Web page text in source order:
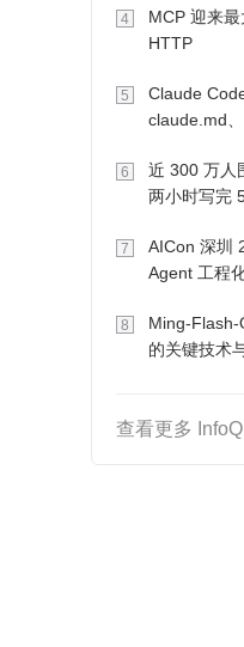
4
MCP 迎来
HTTP
5
Claude
claude.md
6
近 300 万人
两小时写完
7
AICon 深圳
Agent 工程
8
Ming-Flash-
的关键技术
查看更多